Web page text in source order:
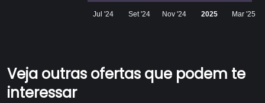
Jul '24 Set '24 Nov '24 2025 Mar '25
Veja outras ofertas que podem te
interessar